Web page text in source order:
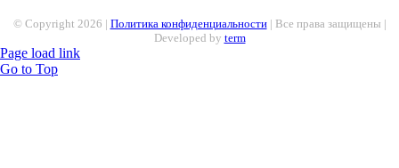
© Copyright 2026 | Политика конфиденциальности| Все права защищены |
Developed by term
Page load link
Go to Top